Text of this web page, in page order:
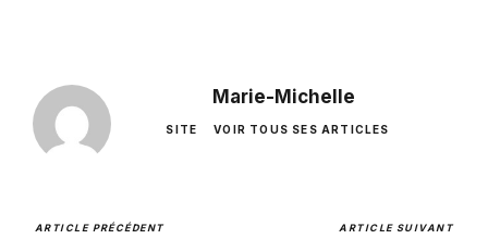
Marie-Michelle
SITE VOIR TOUS SES ARTICLES
ARTICLE PRÉCÉDENT ARTICLE SUIVANT